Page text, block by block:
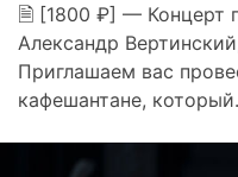
🗎 [1800 ₽] — Концерт
Александр
Приглашаем вас
кафешантане,